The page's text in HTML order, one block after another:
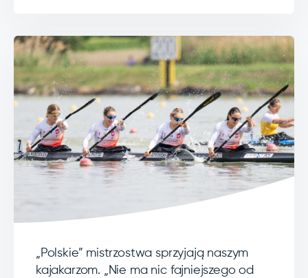
„Polskie” mistrzostwa sprzyjają naszym
kajakarzom. „Nie ma nic fajniejszego od